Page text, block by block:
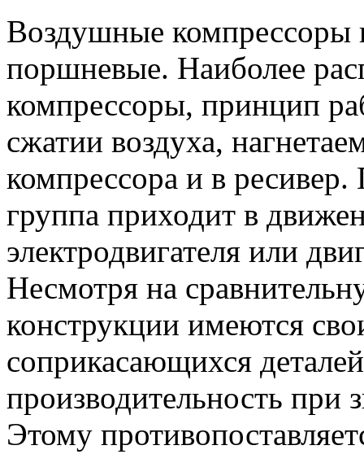
Воздушные компрессоры
поршневые. Наиболее
компрессоры, принцип
сжатии воздуха,
компрессора и в
группа приходит в
электродвигателя или
Несмотря на
конструкции имеются
соприкасающихся
производительность при
Этому